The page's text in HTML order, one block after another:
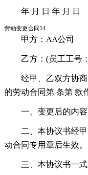
年 月 日 年 月 日
劳动变更合同14
甲方：AA公司
乙方：(员工工号
经甲、乙双方协
的劳动合同第 条第 款
一、变更后的内容
二、本协议书经
动合同专用章后生效。
三、本协议书一